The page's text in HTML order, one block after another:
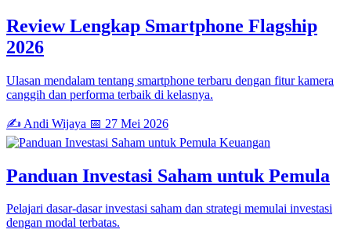
Review Lengkap Smartphone Flagship
2026
Ulasan mendalam tentang smartphone terbaru dengan fitur kamera
canggih dan performa terbaik di kelasnya.
✍️ Andi Wijaya 📅 27 Mei 2026
Keuangan
Panduan Investasi Saham untuk Pemula
Pelajari dasar-dasar investasi saham dan strategi memulai investasi
dengan modal terbatas.